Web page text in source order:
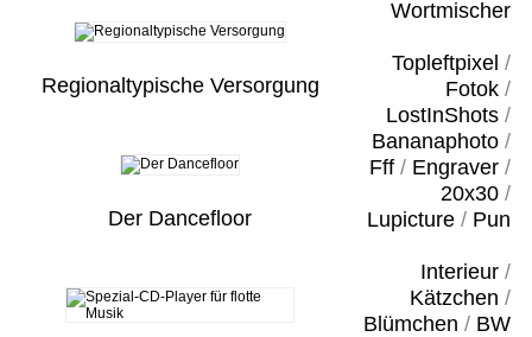
Wortmischer
Topleftpixel /
Fotok/
LostInShots/
Bananaphoto/
Fff/ Engraver/
20x30/
Lupicture/ Pun
Interieur/
Kätzchen /
Blümchen / BW
Regionaltypische Versorgung
Der Dancefloor